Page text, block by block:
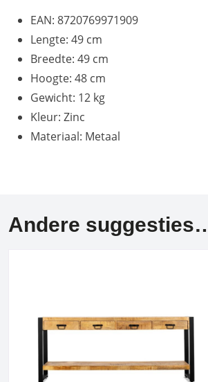
EAN: 8720769971909
Lengte: 49 cm
Breedte: 49 cm
Hoogte: 48 cm
Gewicht: 12 kg
Kleur: Zinc
Materiaal: Metaal
Andere